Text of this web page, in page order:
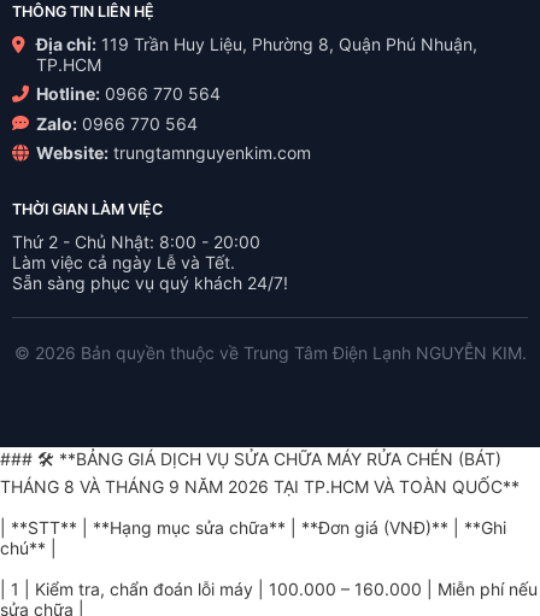
THÔNG TIN LIÊN HỆ
Địa chỉ:119 Trần Huy Liệu, Phường 8, Quận Phú Nhuận,
TP.HCM
Hotline: 0966 770 564
Zalo: 0966 770 564
Website: trungtamnguyenkim.com
THỜI GIAN LÀM VIỆC
Thứ 2 - Chủ Nhật: 8:00 - 20:00
Làm việc cả ngày Lễ và Tết.
Sẵn sàng phục vụ quý khách 24/7!
© 2026 Bản quyền thuộc về Trung Tâm Điện Lạnh NGUYỄN KIM.
### 🛠️ **BẢNG GIÁ DỊCH VỤ SỬA CHỮA MÁY RỬA CHÉN (BÁT)
THÁNG 8 VÀ THÁNG 9 NĂM 2026 TẠI TP.HCM VÀ TOÀN QUỐC**
| **STT** | **Hạng mục sửa chữa** | **Đơn giá (VNĐ)** | **Ghi
chú** |
| 1 | Kiểm tra, chẩn đoán lỗi máy | 100.000 – 160.000 | Miễn phí nếu
sửa chữa |